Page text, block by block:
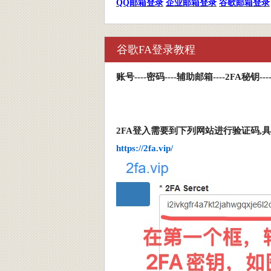
QQ邮箱登录 企业邮箱登录 谷歌邮箱登录
谷歌FA登录教程
账号----密码----辅助邮箱----2FA秘钥-
2FA登入需要到下列网站进行验证码,
https://2fa.vip/